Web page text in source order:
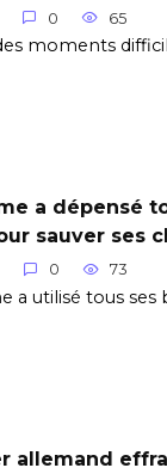
0 65
moments
a dépensé
sauver ses
0 73
a utilisé tous ses
allemand